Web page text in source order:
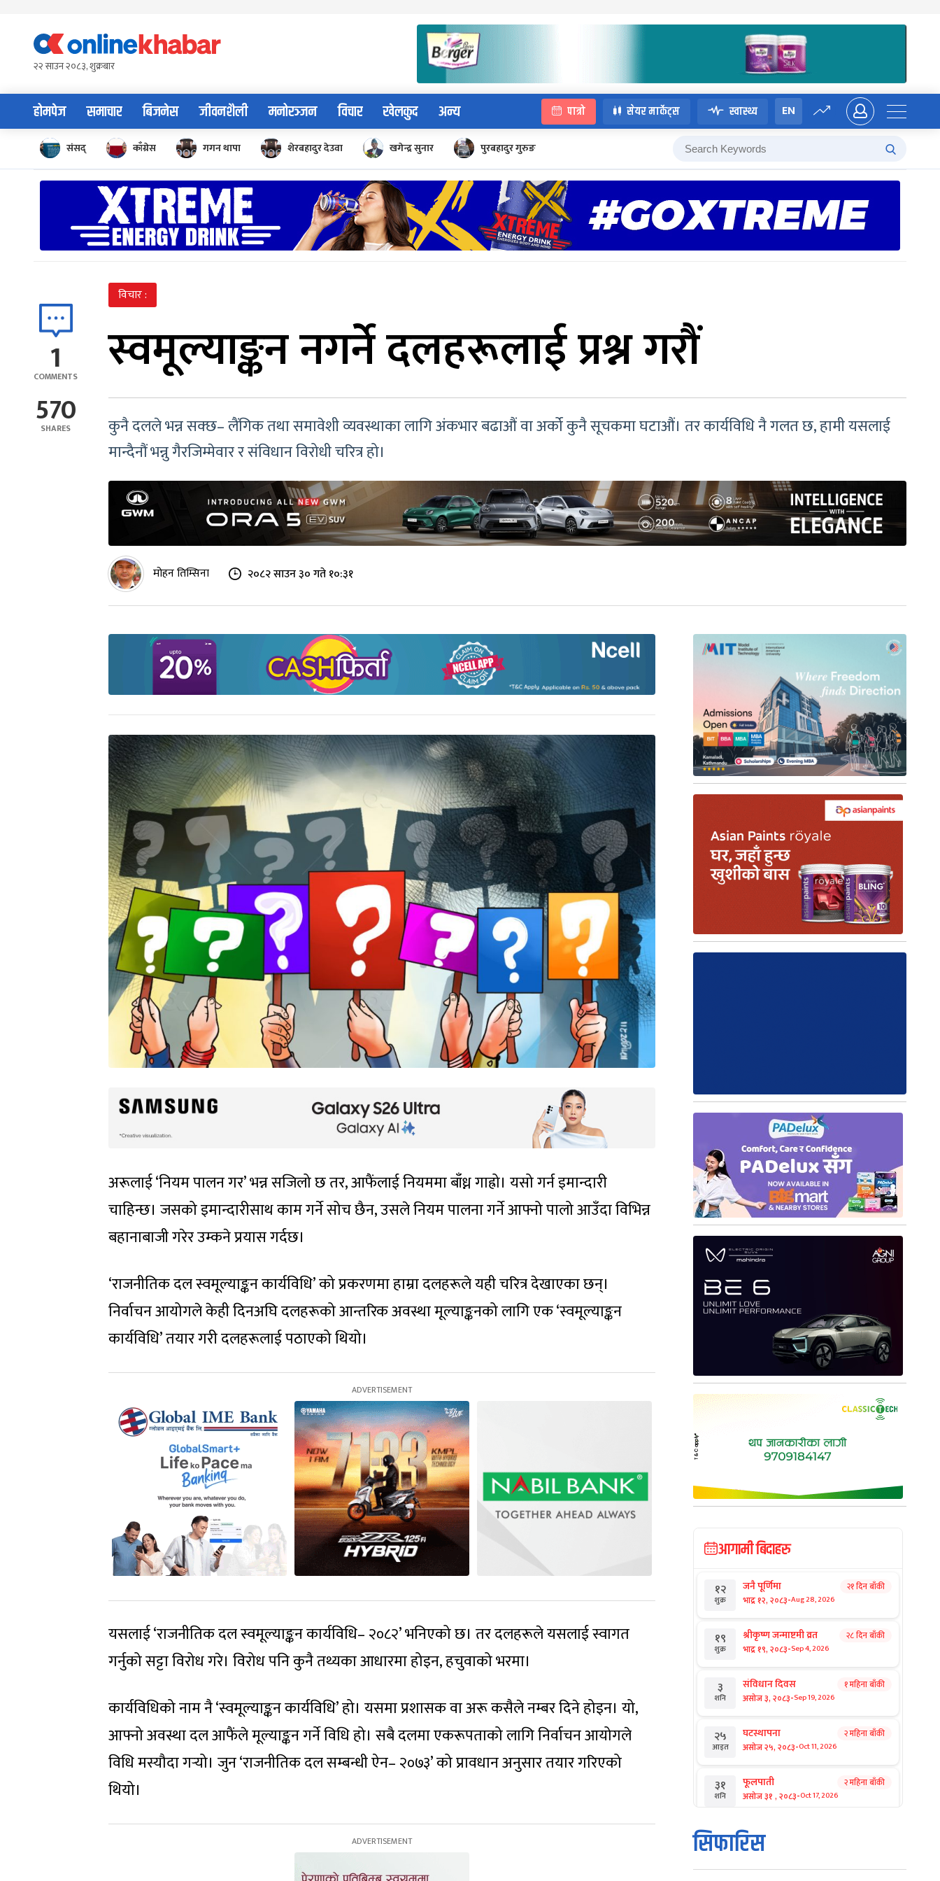
content२२ साउन २०८३, शुक्रबार
होमपेज समाचार बिजनेस जीवनशैली मनोरञ्जन विचार खेलकुद अन्य पात्रो सेयर मार्केट्स स्वास्थ्य EN
संसद् काँग्रेस गगन थापा शेरबहादुर देउवा खगेन्द्र सुनार पुरबहादुर गुरुङ
1
COMMENTS
570
SHARES
विचार :
स्वमूल्याङ्कन नगर्ने दलहरूलाई प्रश्न गरौं
कुनै दलले भन्न सक्छ– लैंगिक तथा समावेशी व्यवस्थाका लागि अंकभार बढाऔं वा अर्को कुनै सूचकमा घटाऔं। तर कार्यविधि नै गलत छ, हामी यसलाई
मान्दैनौं भन्नु गैरजिम्मेवार र संविधान विरोधी चरित्र हो।
मोहन तिम्सिना २०८२ साउन ३० गते १०:३१
अरूलाई ‘नियम पालन गर’ भन्न सजिलो छ तर, आफैंलाई नियममा बाँध्न गाह्रो। यसो गर्न इमान्दारी
चाहिन्छ। जसको इमान्दारीसाथ काम गर्ने सोच छैन, उसले नियम पालना गर्ने आफ्नो पालो आउँदा विभिन्न
बहानाबाजी गरेर उम्कने प्रयास गर्दछ।
‘राजनीतिक दल स्वमूल्याङ्कन कार्यविधि’ को प्रकरणमा हाम्रा दलहरूले यही चरित्र देखाएका छन्।
निर्वाचन आयोगले केही दिनअघि दलहरूको आन्तरिक अवस्था मूल्याङ्कनको लागि एक ‘स्वमूल्याङ्कन
कार्यविधि’ तयार गरी दलहरूलाई पठाएको थियो।
यसलाई ‘राजनीतिक दल स्वमूल्याङ्कन कार्यविधि– २०८२’ भनिएको छ। तर दलहरूले यसलाई स्वागत
गर्नुको सट्टा विरोध गरे। विरोध पनि कुनै तथ्यका आधारमा होइन, हचुवाको भरमा।
कार्यविधिको नाम नै ‘स्वमूल्याङ्कन कार्यविधि’ हो। यसमा प्रशासक वा अरू कसैले नम्बर दिने होइन। यो,
आफ्नो अवस्था दल आफैंले मूल्याङ्कन गर्ने विधि हो। सबै दलमा एकरूपताको लागि निर्वाचन आयोगले
विधि मस्यौदा गर्‍यो। जुन ‘राजनीतिक दल सम्बन्धी ऐन– २०७३’ को प्रावधान अनुसार तयार गरिएको
थियो।
आगामी बिदाहरु
१२
शुक्र
जनै पूर्णिमा
भाद्र १२, २०८३-Aug 28, 2026
२१ दिन बाँकी
१९
शुक्र
श्रीकृष्ण जन्माष्टमी व्रत
भाद्र १९, २०८३-Sep 4, 2026
२८ दिन बाँकी
३
शनि
संविधान दिवस
असोज ३, २०८३-Sep 19, 2026
१ महिना बाँकी
२५
आइत
घटस्थापना
असोज २५, २०८३-Oct 11, 2026
२ महिना बाँकी
३१
शनि
फूलपाती
असोज ३१ , २०८३-Oct 17, 2026
२ महिना बाँकी
१
आइत
कार्तिक सङ्क्रान्ति
कार्तिक १, २०८३
सिफारिस